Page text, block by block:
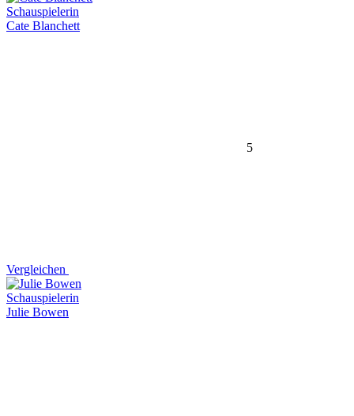
Schauspielerin
Cate Blanchett
5
Vergleichen
Schauspielerin
Julie Bowen